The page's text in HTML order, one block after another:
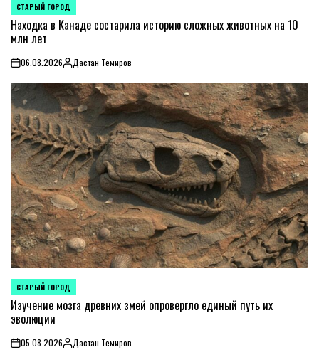
POSTED
IN
СТАРЫЙ ГОРОД
Находка в Канаде состарила историю сложных животных на 10
млн лет
on06.08.2026PostedДастан Темиров
POSTED
IN
СТАРЫЙ ГОРОД
Изучение мозга древних змей опровергло единый путь их
эволюции
on05.08.2026PostedДастан Темиров